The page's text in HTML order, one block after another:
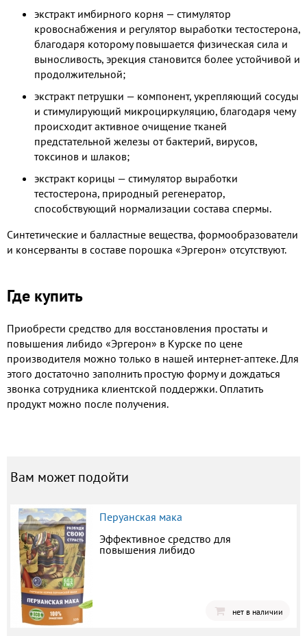
экстракт имбирного корня — стимулятор
кровоснабжения и регулятор выработки тестостерона,
благодаря которому повышается физическая сила и
выносливость, эрекция становится более устойчивой и
продолжительной;
экстракт петрушки — компонент, укрепляющий сосуды
и стимулирующий микроциркуляцию, благодаря чему
происходит активное очищение тканей
предстательной железы от бактерий, вирусов,
токсинов и шлаков;
экстракт корицы — стимулятор выработки
тестостерона, природный регенератор,
способствующий нормализации состава спермы.
Синтетические и балластные вещества, формообразователи
и консерванты в составе порошка «Эргерон» отсутствуют.
Где купить
Приобрести средство для восстановления простаты и
повышения либидо «Эргерон» в Курске​ по цене
производителя можно только в нашей интернет-аптеке. Для
этого достаточно заполнить простую форму и дождаться
звонка сотрудника клиентской поддержки. Оплатить
продукт можно после получения.
Вам может подойти
Перуанская мака
Эффективное средство для
повышения либидо
нет в наличии